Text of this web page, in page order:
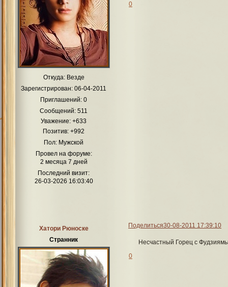
Откуда:Везде
Зарегистрирован: 06-04-2011
Приглашений: 0
Сообщений: 511
Уважение: +633
Позитив: +992
Пол: Мужской
Провел на форуме:
2 месяца 7 дней
Последний визит:
26-03-2026 16:03:40
0
Поделиться30-08-2011 17:39:10
Хатори Рюноске
Странник
Несчастный Горец с
0